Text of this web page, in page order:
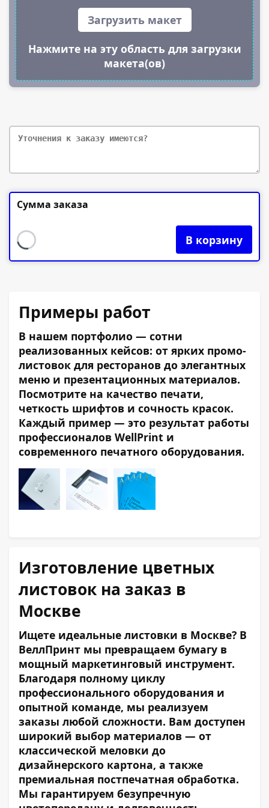
Загрузить макет
Нажмите на эту область для загрузки
макета(ов)
Сумма заказа
В корзину
Примеры работ
В нашем портфолио — сотни
реализованных кейсов: от ярких промо-
листовок для ресторанов до элегантных
меню и презентационных материалов.
Посмотрите на качество печати,
четкость шрифтов и сочность красок.
Каждый пример — это результат работы
профессионалов WellPrint и
современного печатного оборудования.
Изготовление цветных
листовок на заказ в
Москве
Ищете идеальные листовки в Москве? В
ВеллПринт мы превращаем бумагу в
мощный маркетинговый инструмент.
Благодаря полному циклу
профессионального оборудования и
опытной команде, мы реализуем
заказы любой сложности. Вам доступен
широкий выбор материалов — от
классической меловки до
дизайнерского картона, а также
премиальная постпечатная обработка.
Мы гарантируем безупречную